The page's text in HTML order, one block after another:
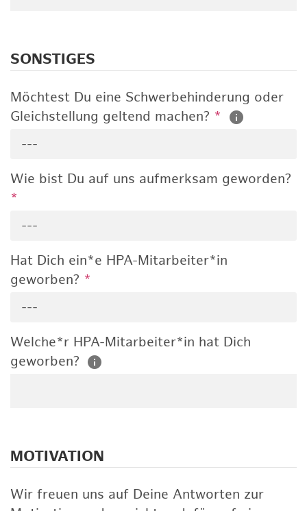
SONSTIGES
Möchtest Du eine Schwerbehinderung oder
Gleichstellung geltend machen? *
---
Wie bist Du auf uns aufmerksam geworden?
*
---
Hat Dich ein*e HPA-Mitarbeiter*in
geworben? *
---
Welche*r HPA-Mitarbeiter*in hat Dich
geworben?
MOTIVATION
Wir freuen uns auf Deine Antworten zur